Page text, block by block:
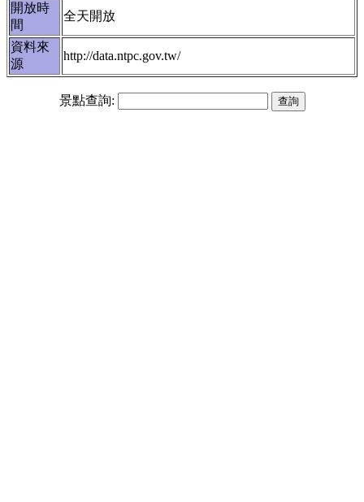
開放時
間
全天開放
資料來
源
http://data.ntpc.gov.tw/
景點查詢: